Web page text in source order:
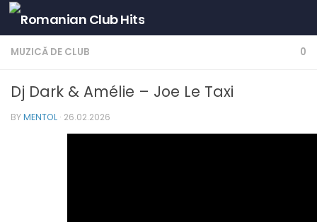
Skip to content
MUZICĂ DE CLUB 0
Dj Dark & Amélie – Joe Le Taxi
BYMENTOL · 26.02.2026